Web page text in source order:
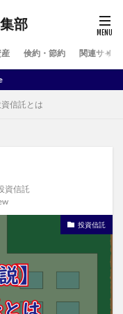
部
倹約・節約 関連サイ
資信託とは
資信託
投資信託